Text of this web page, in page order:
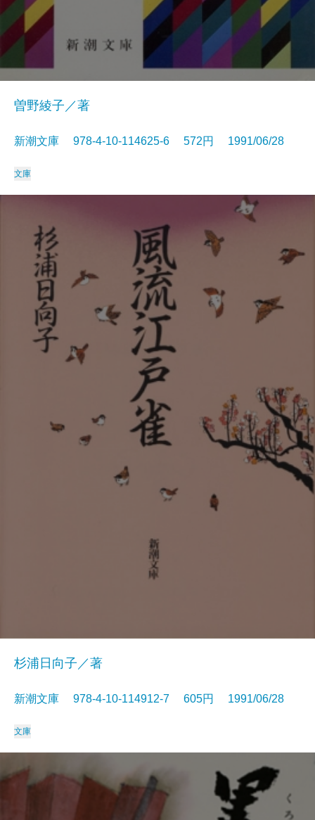
曽野綾子／著
新潮文庫 978-4-10-114625-6 572円 1991/06/28
文庫
杉浦日向子／著
新潮文庫 978-4-10-114912-7 605円 1991/06/28
文庫